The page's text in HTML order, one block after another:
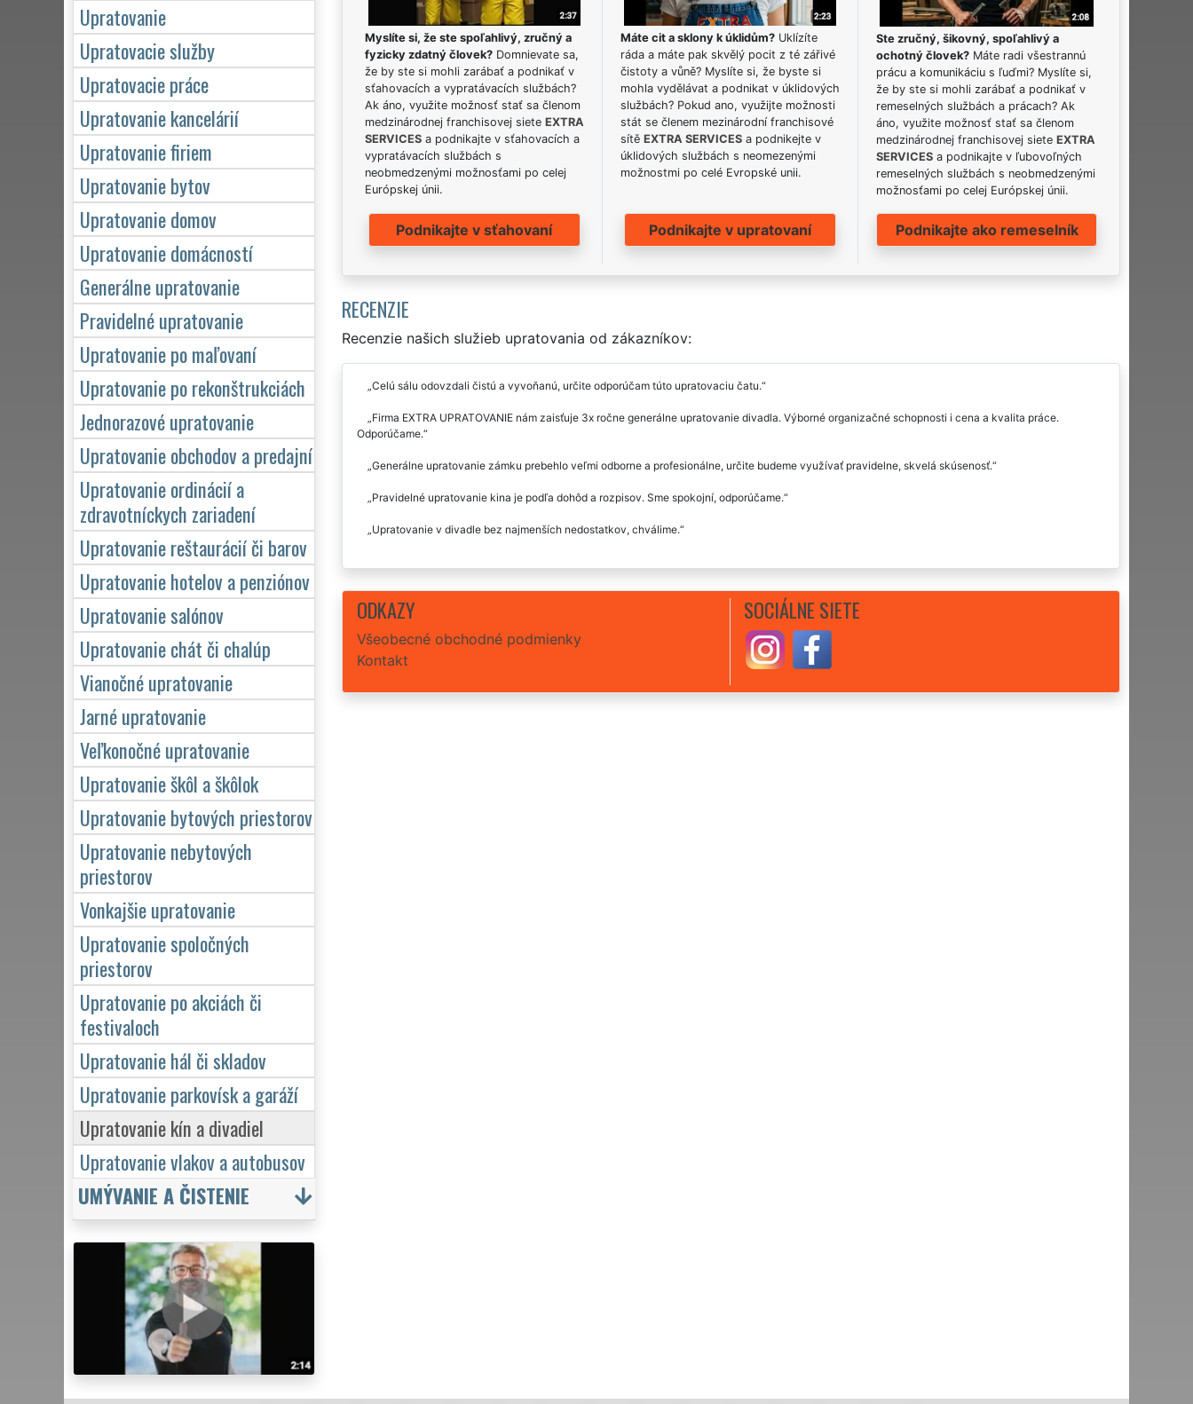
Myslíte si, že ste spoľahlivý, zručný a
fyzicky zdatný človek?Domnievate sa,
že by ste si mohli zarábať a podnikať v
sťahovacích a vypratávacích službách?
Ak áno, využite možnosť stať sa členom
medzinárodnej franchisovej siete EXTRA
SERVICESa podnikajte v sťahovacích a
vypratávacích službách s
neobmedzenými možnosťami po celej
Európskej únii.
Podnikajte v sťahovaní
Máte cit a sklony k úklidům?Uklízíte
ráda a máte pak skvělý pocit z té zářivé
čistoty a vůně? Myslíte si, že byste si
mohla vydělávat a podnikat v úklidových
službách? Pokud ano, využijte možnosti
stát se členem mezinárodní franchisové
sítě EXTRA SERVICESa podnikejte v
úklidových službách s neomezenými
možnostmi po celé Evropské unii.
Podnikajte v upratovaní
Ste zručný, šikovný, spoľahlivý a
ochotný človek? Máte radi všestrannú
prácu a komunikáciu s ľuďmi? Myslíte si,
že by ste si mohli zarábať a podnikať v
remeselných službách a prácach? Ak
áno, využite možnosť stať sa členom
medzinárodnej franchisovej sieteEXTRA
SERVICES a podnikajte v ľubovoľných
remeselných službách s neobmedzenými
možnosťami po celej Európskej únii.
Podnikajte ako remeselník
RECENZIE
Recenzie našich služieb upratovania od zákazníkov:
Celú sálu odovzdali čistú a vyvoňanú, určite odporúčam túto upratovaciu čatu.
Firma EXTRA UPRATOVANIE nám zaisťuje 3x ročne generálne upratovanie divadla. Výborné organizačné schopnosti i cena a kvalita práce.
Odporúčame.
Generálne upratovanie zámku prebehlo veľmi odborne a profesionálne, určite budeme využívať pravidelne, skvelá skúsenosť.
Pravidelné upratovanie kina je podľa dohôd a rozpisov. Sme spokojní, odporúčame.
Upratovanie v divadle bez najmenších nedostatkov, chválime.
ODKAZY
Všeobecné obchodné podmienky
Kontakt
SOCIÁLNE SIETE
Upratovanie
Upratovacie služby
Upratovacie práce
Upratovanie kancelárií
Upratovanie firiem
Upratovanie bytov
Upratovanie domov
Upratovanie domácností
Generálne upratovanie
Pravidelné upratovanie
Upratovanie po maľovaní
Upratovanie po rekonštrukciách
Jednorazové upratovanie
Upratovanie obchodov a predajní
Upratovanie ordinácií a
zdravotníckych zariadení
Upratovanie reštaurácií či barov
Upratovanie hotelov a penziónov
Upratovanie salónov
Upratovanie chát či chalúp
Vianočné upratovanie
Jarné upratovanie
Veľkonočné upratovanie
Upratovanie škôl a škôlok
Upratovanie bytových priestorov
Upratovanie nebytových
priestorov
Vonkajšie upratovanie
Upratovanie spoločných
priestorov
Upratovanie po akciách či
festivaloch
Upratovanie hál či skladov
Upratovanie parkovísk a garáží
Upratovanie kín a divadiel
Upratovanie vlakov a autobusov
UMÝVANIE A ČISTENIE